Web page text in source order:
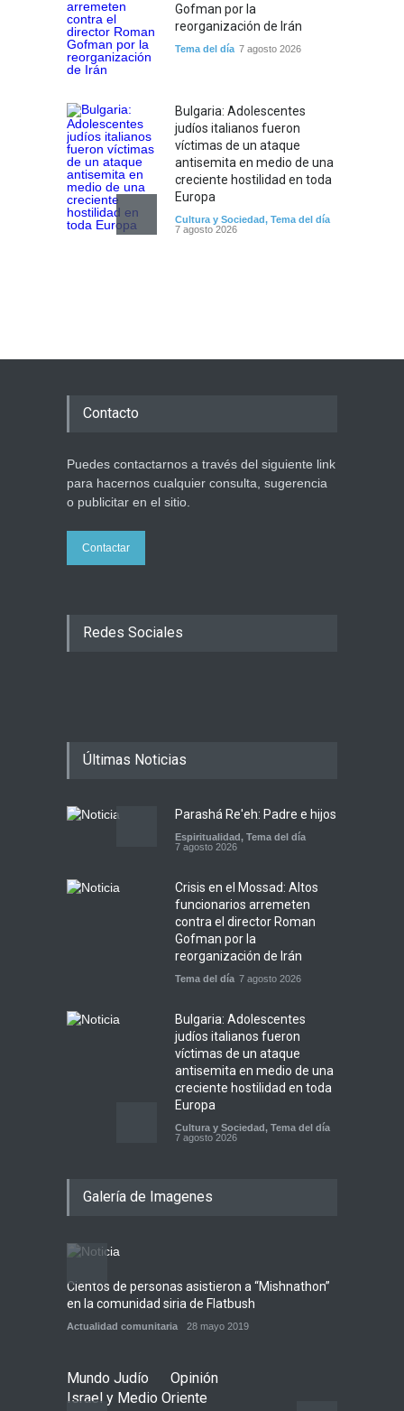
Gofman por la
reorganización de Irán
Tema del día 7 agosto 2026
Bulgaria: Adolescentes
judíos italianos fueron
víctimas de un ataque
antisemita en medio de una
creciente hostilidad en toda
Europa
Cultura y Sociedad, Tema del día
7 agosto 2026
7 agosto 2026
Contacto
Puedes contactarnos a través del siguiente link
para hacernos cualquier consulta, sugerencia
o publicitar en el sitio.
Contactar
Redes Sociales
Últimas Noticias
Parashá Re'eh: Padre e hijos
Espiritualidad, Tema del día
7 agosto 2026
Crisis en el Mossad: Altos
funcionarios arremeten
contra el director Roman
Gofman por la
reorganización de Irán
Tema del día 7 agosto 2026
Bulgaria: Adolescentes
judíos italianos fueron
víctimas de un ataque
antisemita en medio de una
creciente hostilidad en toda
Europa
Cultura y Sociedad, Tema del día
7 agosto 2026
Jenin después de que un
Alarma en Israel: Crece el
temor de que el apoyo
bipartidista estadounidense
Israel y Medio Oriente
7 agosto 2026
Galería de Imagenes
Cientos de personas asistieron a “Mishnathon”
en la comunidad siria de Flatbush
Actualidad comunitaria 28 mayo 2019
Mundo Judío
Opinión
Israel y Medio Oriente